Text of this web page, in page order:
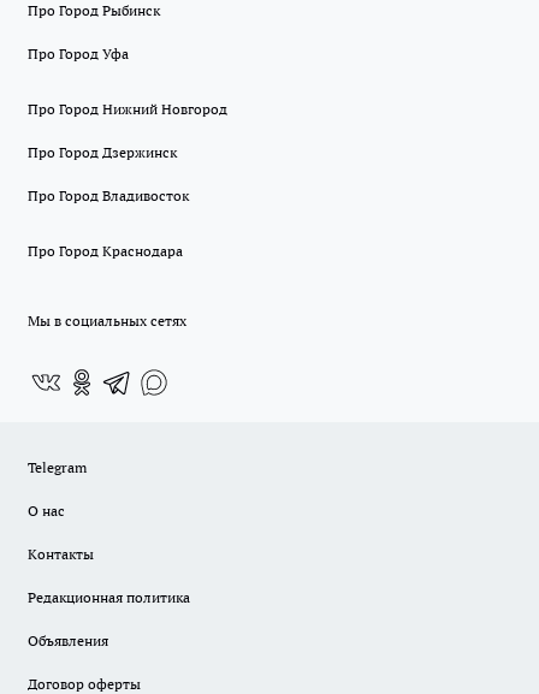
Про Город Рыбинск
Про Город Уфа
Про Город Нижний Новгород
Про Город Дзержинск
Про Город Владивосток
Про Город Краснодара
Мы в социальных сетях
Telegram
О нас
Контакты
Редакционная политика
Объявления
Договор оферты